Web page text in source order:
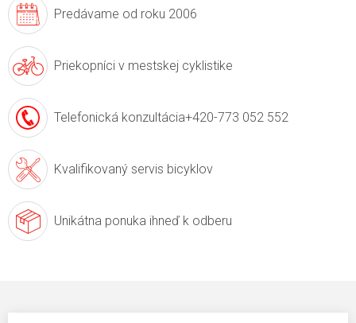
Predávame od roku 2006
Priekopníci v mestskej cyklistike
Telefonická konzultácia+420-773 052 552
Kvalifikovaný servis bicyklov
Unikátna ponuka ihneď k odberu